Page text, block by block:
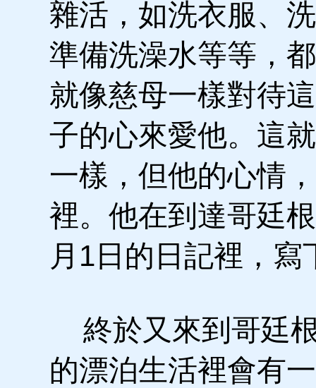
雜活，如洗衣服、
準備洗澡水等等，
就像慈母一樣對待
子的心來愛他。這
一樣，但他的心情
裡。他在到達哥廷
月1日的日記裡，
終於又來到哥廷
的漂泊生活裡會有